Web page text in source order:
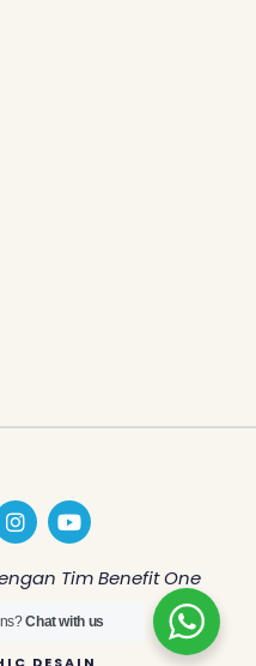
I
n
s
t
a
g
Y
o
u
t
b
Tim Benefit One
Indonesia
Chat with us